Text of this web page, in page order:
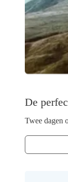
De
Twee dagen